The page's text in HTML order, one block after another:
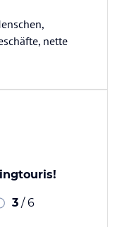
nette
3 / 6